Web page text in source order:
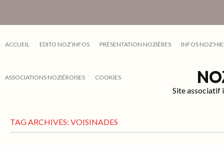
ACCUEIL EDITO NOZ’INFOS PRÉSENTATION NOZIÈRES INFOS
ASSOCIATIONS NOZIÉROISES COOKIES
Site associatif
TAG ARCHIVES: VOISINADES